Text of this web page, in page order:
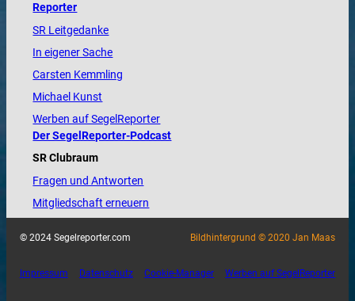
Reporter
SR Leitgedanke
In eigener Sache
Carsten Kemmling
Michael Kunst
Werben auf SegelReporter
Der SegelReporter-Podcast
SR Clubraum
Fragen und Antworten
Mitgliedschaft erneuern
© 2024 Segelreporter.com Bildhintergrund © 2020 Jan Maas
Impressum Datenschutz Cookie-Manager Werben auf SegelReporter